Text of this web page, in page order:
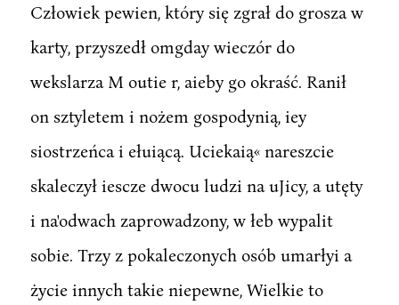
Człowiek pewien, który się zgrał do grosza w
karty, przyszedł omgday wieczór do
wekslarza M outie r, aieby go okraść. Ranił
on sztyletem i nożem gospodynią, iey
siostrzeńca i ełuiącą. Uciekaią« nareszcie
skaleczył iescze dwocu ludzi na uJicy, a utęty
i na'odwach zaprowadzony, w łeb wypalit
sobie. Trzy z pokaleczonych osób umarłyi a
życie innych takie niepewne, Wielkie to